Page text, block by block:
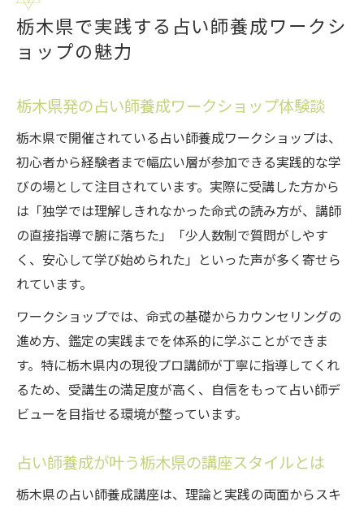
解説
栃木県で人気の占い師養成サポート体制を
占い師養成スクール選びに役立つポイント紹介
栃木県の占い師養成スクール選び方のコツ
失敗しない占い師養成スクール比較の視点
占い師養成とスクールのサポート内容を確
認
栃木県でスクールを選ぶ際の重要ポイント
占い師養成スクールのカリキュラムを徹底
比較
未経験者にも合う栃木県の占い師技術習得法
未経験から始める栃木県の占い師養成講座
初心者歓迎の占い師養成ワークショップの
特徴
栃木県で学ぶ占い師養成の基礎ステップ解
ト
栃木県で実践する占い師養成ワークシ
ョップの魅力
栃木県発の占い師養成ワークショップ体験談
栃木県で開催されている占い師養成ワークショップは、
初心者から経験者まで幅広い層が参加できる実践的な学
びの場として注目されています。実際に受講した方から
は「独学では理解しきれなかった命式の読み方が、講師
の直接指導で腑に落ちた」「少人数制で質問がしやす
く、安心して学び始められた」といった声が多く寄せら
れています。
ワークショップでは、命式の基礎からカウンセリングの
進め方、鑑定の実践までを体系的に学ぶことができま
す。特に栃木県内の現役プロ講師が丁寧に指導してくれ
るため、受講生の満足度が高く、自信をもって占い師デ
ビューを目指せる環境が整っています。
占い師養成が叶う栃木県の講座スタイルとは
栃木県の占い師養成講座は、理論と実践の両面からスキ